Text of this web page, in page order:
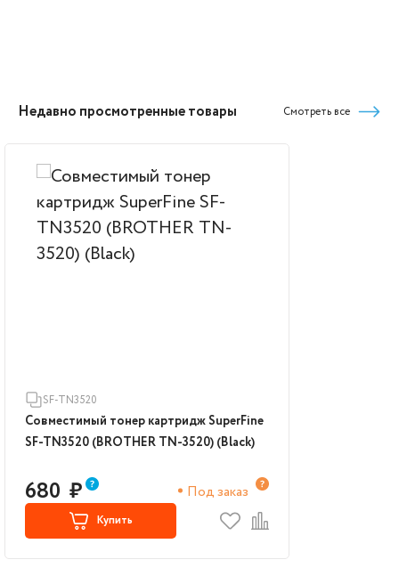
Недавно просмотренные товары Смотреть все
SF-TN3520
Совместимый тонер картридж SuperFine
SF-TN3520 (BROTHER TN-3520) (Black)
680 ₽ Под заказ
Купить